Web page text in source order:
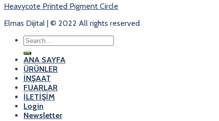
Heavycote Printed Pigment Circle
Elmas Dijital | © 2022 All rights reserved
Search
ANA SAYFA
ÜRÜNLER
İNŞAAT
FUARLAR
İLETİŞİM
Login
Newsletter